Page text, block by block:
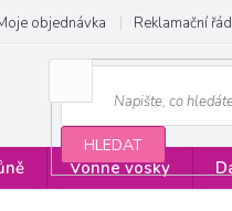
objednávka Reklamační řád
HLEDAT
Vonné vosky